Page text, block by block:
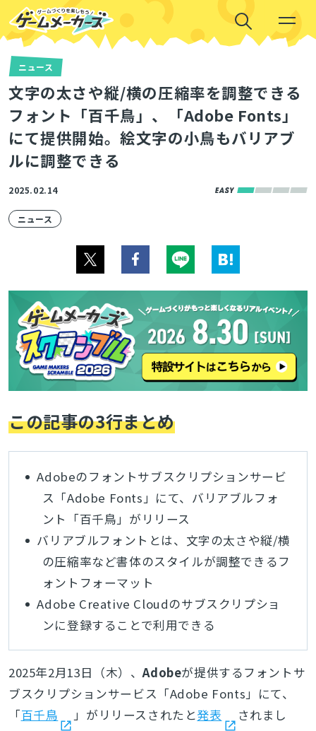
ニュース
文字の太さや縦/横の圧縮率を調整できる
フォント「百千鳥」、「Adobe Fonts」
にて提供開始。絵文字の小鳥もバリアブ
ルに調整できる
2025.02.14
ニュース
この記事の3行まとめ
Adobeのフォントサブスクリプションサービ
ス「Adobe Fonts」にて、バリアブルフォ
ント「百千鳥」がリリース
バリアブルフォントとは、文字の太さや縦/横
の圧縮率など書体のスタイルが調整できるフ
ォントフォーマット
Adobe Creative Cloudのサブスクリプショ
ンに登録することで利用できる
2025年2月13日（木）、Adobeが提供するフォントサ
ブスクリプションサービス「Adobe Fonts」にて、
「百千鳥 」がリリースされたと発表
されまし